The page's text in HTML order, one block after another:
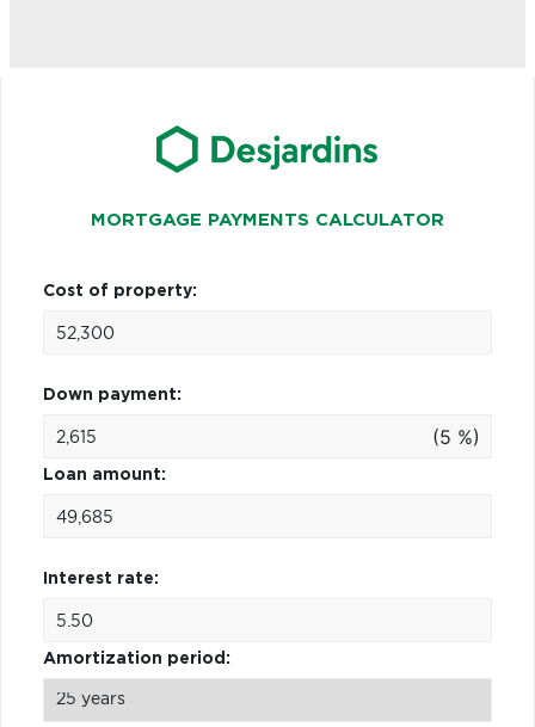
MORTGAGE PAYMENTS CALCULATOR
Cost of property:
Down payment:
(5 %)
Loan amount:
Interest rate:
Amortization period: